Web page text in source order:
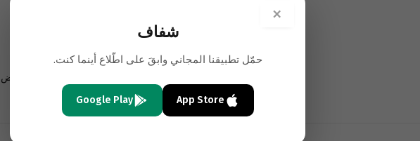
MONA FAYAD
هل الإرهاب ظاهرة معولمة (5/3)
لدى داعش من المهارة والفطنة ما يجعلها تستغل ميل الإنسانية العام نحو رفض
العنف وإدانته كي تستخدمه سلاحها المفضل، فترمي…
×
شفاف
حمّل تطبيقنا المجاني وابقَ على اطّلاع أينما كنت.
App Store
Google Play